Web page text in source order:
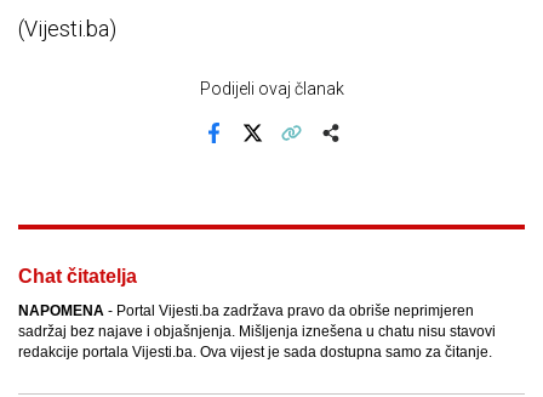
(Vijesti.ba)
Podijeli ovaj članak
Chat čitatelja
NAPOMENA - Portal Vijesti.ba zadržava pravo da obriše neprimjeren
sadržaj bez najave i objašnjenja. Mišljenja iznešena u chatu nisu stavovi
redakcije portala Vijesti.ba. Ova vijest je sada dostupna samo za čitanje.